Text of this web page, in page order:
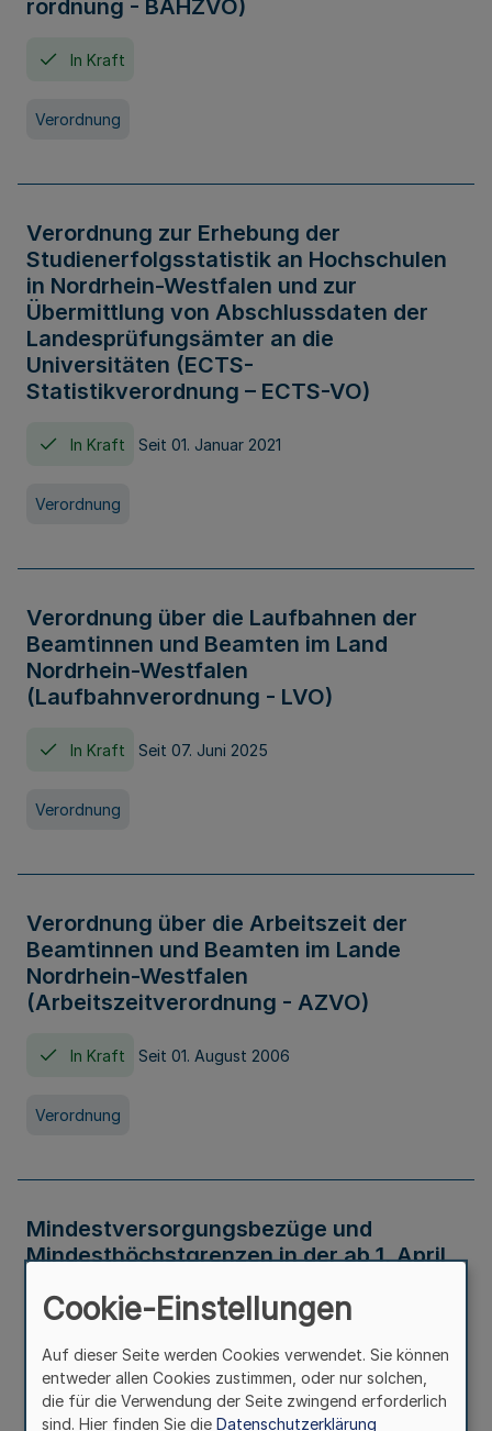
rordnung - BAHZVO)
In Kraft
Verordnung
Verordnung zur Erhebung der
Studienerfolgsstatistik an Hochschulen
in Nordrhein-Westfalen und zur
Übermittlung von Abschlussdaten der
Landesprüfungsämter an die
Universitäten (ECTS-
Statistikverordnung – ECTS-VO)
In Kraft Seit 01. Januar 2021
Verordnung
Verordnung über die Laufbahnen der
Beamtinnen und Beamten im Land
Nordrhein-Westfalen
(Laufbahnverordnung - LVO)
In Kraft Seit 07. Juni 2025
Verordnung
Verordnung über die Arbeitszeit der
Beamtinnen und Beamten im Lande
Nordrhein-Westfalen
(Arbeitszeitverordnung - AZVO)
In Kraft Seit 01. August 2006
Verordnung
Mindestversorgungsbezüge und
Mindesthöchstgrenzen in der ab 1. April
Verwaltungsvorschrift
Cookie-Einstellungen
Auf dieser Seite werden Cookies verwendet. Sie können
entweder allen Cookies zustimmen, oder nur solchen,
die für die Verwendung der Seite zwingend erforderlich
sind. Hier finden Sie die Datenschutzerklärung